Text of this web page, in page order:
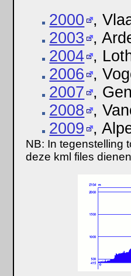
2000 ,
2003 ,
2004 ,
2006 ,
2007 ,
2008 ,
2009 ,
NB: In tegenstelling
deze kml files